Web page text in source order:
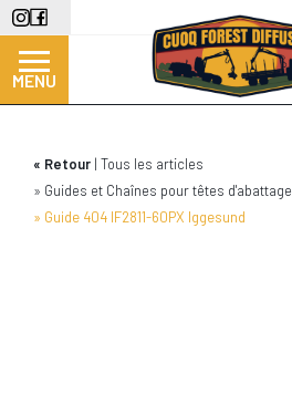
Aller
au
contenu
principal
MENU
Retour Tous les articles
Guides et Chaînes pour têtes d'abattage
Guide 404 IF2811-60PX Iggesund